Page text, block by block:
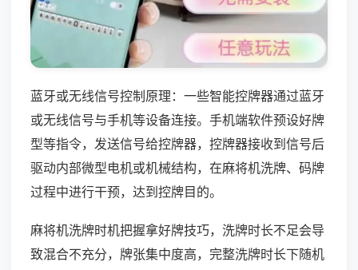
蓝牙或无线信号控制原理：一些智能控牌器通过蓝牙
或无线信号与手机等设备连接。手机端软件预设好牌
型等指令，发送信号给控牌器，控牌器接收到信号后
驱动内部微型电机或机械结构，在麻将机洗牌、码牌
过程中进行干预，达到控牌目的。
麻将机洗牌时机把握拿好牌技巧，洗牌时长不足会导
致混合不充分，牌张集中度高，完整洗牌时长下随机